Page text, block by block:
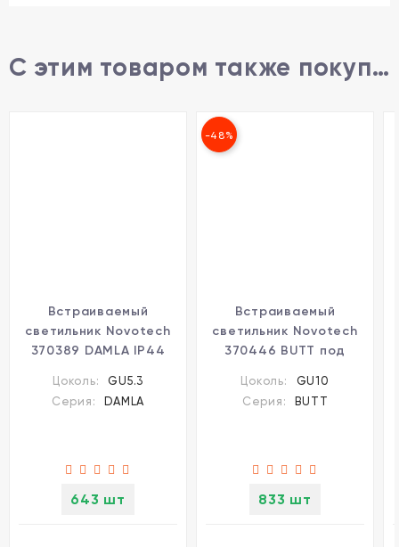
С этим товаром также покупают
Встраиваемый
светильник Novotech
370389 DAMLA IP44
50W
Цоколь:
GU5.3
Серия:
DAMLA
643 шт
-48%
Встраиваемый
светильник Novotech
370446 BUTT под
Цоколь:
GU10
Серия:
BUTT
833 шт